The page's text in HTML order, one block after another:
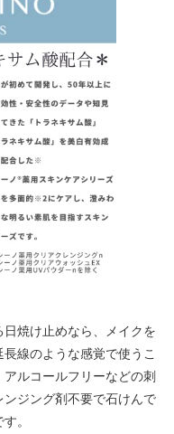
焼け止めなら、メイクを
線のような感覚で使うこ
ルコールフリーなどの刺
ジング剤不要で石けんで
。